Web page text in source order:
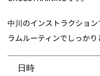
中川のインストラクショ
ラムルーティンでしっかり
日時